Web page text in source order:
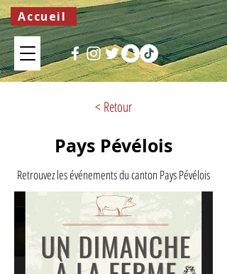
Accueil
< Retour
Pays Pévélois
Retrouvez les événements du canton Pays Pévélois